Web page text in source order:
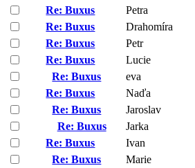
Re: Buxus
Petra
Re: Buxus
Drahomíra
Re: Buxus
Petr
Re: Buxus
Lucie
Re: Buxus
eva
Re: Buxus
Naďa
Re: Buxus
Jaroslav
Re: Buxus
Jarka
Re: Buxus
Ivan
Re: Buxus
Marie